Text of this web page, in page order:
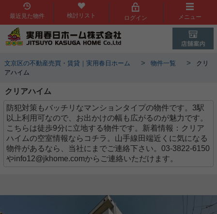
最近見た物件 検討リスト ログイン メニュー
文京区の不動産売買・賃貸｜実用春日ホーム > 物件一覧 >
クリ
アハイム
クリアハイム
防犯対策もバッチリなマンションタイプの物件です。3駅
以上利用可なので、お出かけの幅も広がるのが魅力です。
こちらは徒歩9分に立地する物件です。新着情報：クリア
ハイムの空室情報ならコチラ。山手線田端近くに気になる
物件があるなら、当社にまでご連絡下さい。03-3822-6150
やinfo12@jkhome.comからご連絡いただけます。